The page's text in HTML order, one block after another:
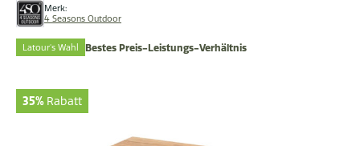
Merk:
4 Seasons Outdoor
Latour's Wahl Bestes Preis-Leistungs-Verhältnis
35% Rabatt